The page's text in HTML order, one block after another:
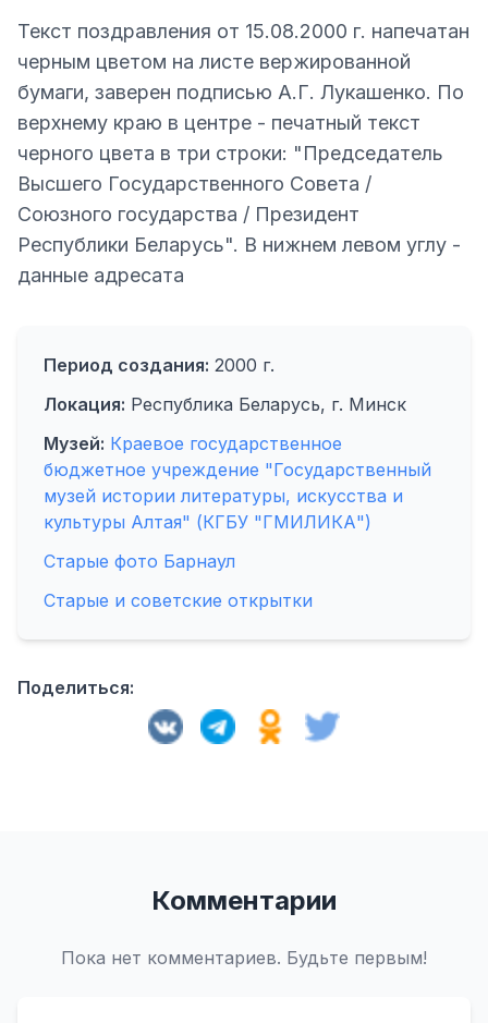
Текст поздравления от 15.08.2000 г. напечатан
черным цветом на листе вержированной
бумаги, заверен подписью А.Г. Лукашенко. По
верхнему краю в центре - печатный текст
черного цвета в три строки: "Председатель
Высшего Государственного Совета /
Союзного государства / Президент
Республики Беларусь". В нижнем левом углу -
данные адресата
Период создания: 2000 г.
Локация: Республика Беларусь, г. Минск
Музей: Краевое государственное
бюджетное учреждение "Государственный
музей истории литературы, искусства и
культуры Алтая" (КГБУ "ГМИЛИКА")
Старые фото Барнаул
Старые и советские открытки
Поделиться:
Комментарии
Пока нет комментариев. Будьте первым!